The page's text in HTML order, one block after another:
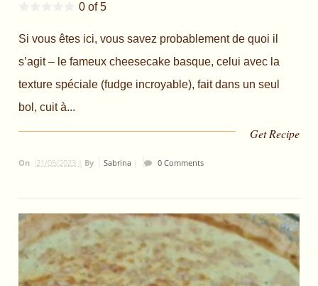
0 of 5
Si vous êtes ici, vous savez probablement de quoi il
s’agit – le fameux cheesecake basque, celui avec la
texture spéciale (fudge incroyable), fait dans un seul
bol, cuit à...
Get Recipe
On 21/05/2023 | By Sabrina| 0 Comments